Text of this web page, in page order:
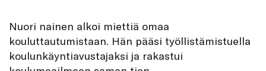
Nuori nainen alkoi miettiä omaa
kouluttautumistaan. Hän pääsi työllistämistuella
koulunkäyntiavustajaksi ja rakastui